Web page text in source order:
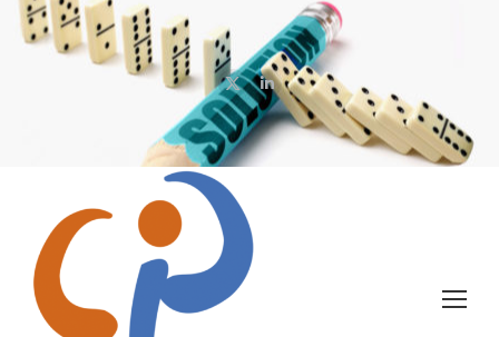
X
page
opens
in
window
LinkedIn
page
opens